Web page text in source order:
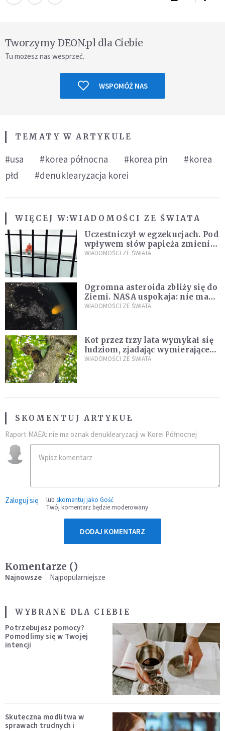
Tworzymy DEON.pl dla Ciebie
Tu możesz nas wesprzeć.
WSPOMÓŻ NAS
TEMATY W ARTYKULE
#usa #korea północna #korea płn
#korea
płd
#denuklearyzacja korei
WIĘCEJ W:WIADOMOŚCI ZE ŚWIATA
Uczestniczył w egzekucjach. Pod
wpływem słów papieża zmienił
zdanie
WIADOMOŚCI ZE ŚWIATA
Ogromna asteroida zbliży się do
Ziemi. NASA uspokaja: nie ma
zagrożenia
WIADOMOŚCI ZE ŚWIATA
Kot przez trzy lata wymykał się
ludziom, zjadając wymierające
kaczki. W końcu popełnił
WIADOMOŚCI ZE ŚWIATA
SKOMENTUJ ARTYKUŁ
Raport MAEA: nie ma oznak denuklearyzacji w Korei Północnej
Zaloguj się lub skomentuj jako Gość
Twój komentarz będzie moderowany
DODAJ KOMENTARZ
Komentarze ()
Najnowsze Najpopularniejsze
WYBRANE DLA CIEBIE
Potrzebujesz pomocy?
Pomodlimy się w Twojej
intencji
Skuteczna modlitwa w
sprawach trudnych i